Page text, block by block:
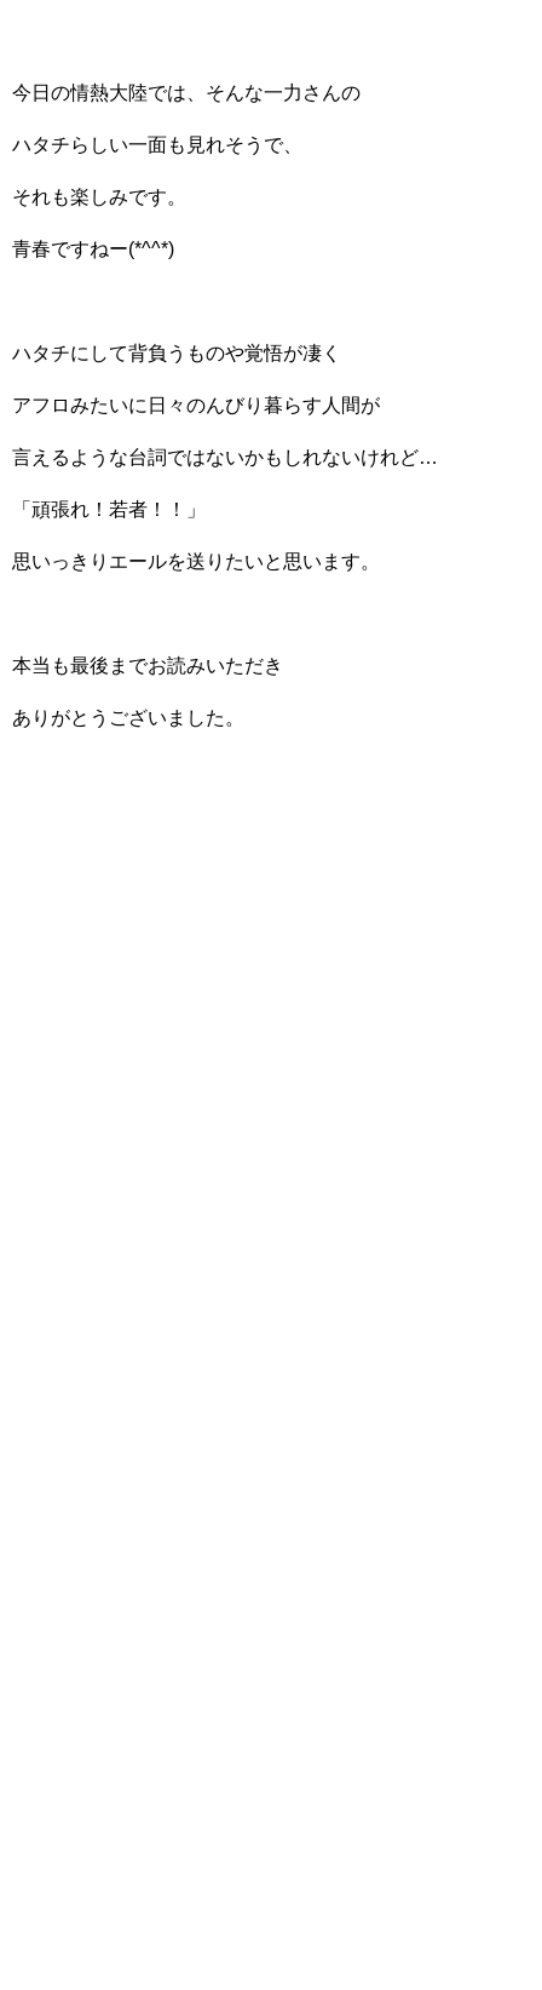
今日の情熱大陸では、そんな一力さんの
ハタチらしい一面も見れそうで、
それも楽しみです。
青春ですねー(*^^*)
ハタチにして背負うものや覚悟が凄く
アフロみたいに日々のんびり暮らす人間が
言えるような台詞ではないかもしれないけれど…
「頑張れ！若者！！」
思いっきりエールを送りたいと思います。
本当も最後までお読みいただき
ありがとうございました。